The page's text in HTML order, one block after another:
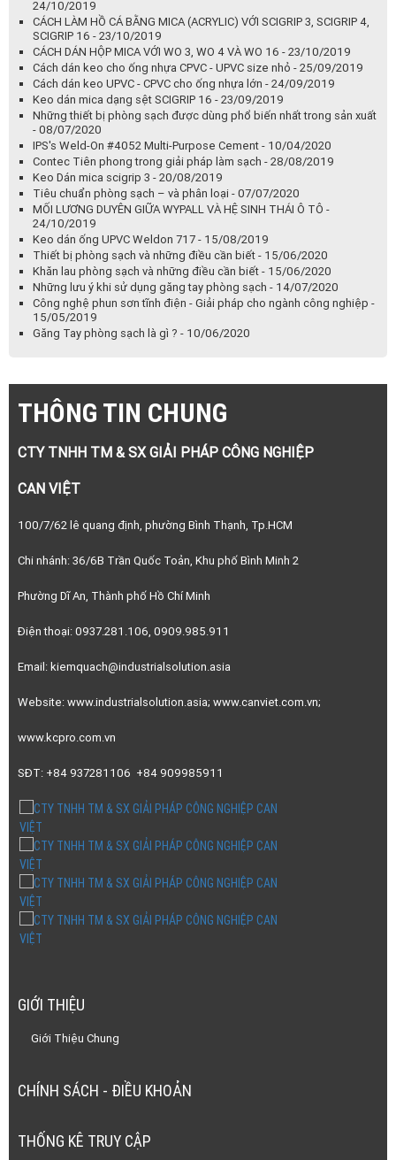
Đại lý chính hãng Stabilus Tại Việt Nam - 16/07/2021
Giấy lau phòng sạch KimTech - 01/04/2021
ALCLEAR THƯƠNG HIỆU ĐẲNG CẤP ĐẾN TỪ ĐỨC DÀNH CHO XE
CỦA BẠN - 24/10/2019
Găng tay chống hóa chất Kimberly Clark Professional -
KleenGuard™ G29 Chemical - 24/10/2019
VÌ SAO KHÔNG DÙNG GĂNG TAY THƯỜNG MÀ PHẢI DÙNG GĂNG
TAY CHỐNG NHIỄM KHUẨN - 24/10/2019
LÀM SAO ĐỂ SỬA CHỮA NHANH BỒN TẮM, HỒ BƠI HOẶC BỒN SPA -
24/10/2019
CÁCH LÀM HỒ CÁ BẰNG MICA (ACRYLIC) VỚI SCIGRIP 3, SCIGRIP 4,
SCIGRIP 16 - 23/10/2019
CÁCH DÁN HỘP MICA VỚI WO 3, WO 4 VÀ WO 16 - 23/10/2019
Cách dán keo cho ống nhựa CPVC - UPVC size nhỏ - 25/09/2019
Cách dán keo UPVC - CPVC cho ống nhựa lớn - 24/09/2019
Keo dán mica dạng sệt SCIGRIP 16 - 23/09/2019
Những thiết bị phòng sạch được dùng phổ biến nhất trong sản xuất
- 08/07/2020
IPS's Weld-On #4052 Multi-Purpose Cement - 10/04/2020
Contec Tiên phong trong giải pháp làm sạch - 28/08/2019
Keo Dán mica scigrip 3 - 20/08/2019
Tiêu chuẩn phòng sạch – và phân loại - 07/07/2020
Thiết bị phòng sạch và những điều cần biết - 15/06/2020
Khăn lau phòng sạch và những điều cần biết - 15/06/2020
Công nghệ phun sơn tĩnh điện - Giải pháp cho ngành công nghiệp -
15/05/2019
THÔNG TIN CHUNG
CTY TNHH TM & SX GIẢI PHÁP CÔNG NGHIỆP
CAN VIỆT
100/7/62 lê quang định, phường Bình Thạnh, Tp.HCM
Chi nhánh: 36/6B Trần Quốc Toản, Khu phố Bình Minh 2
Phường Dĩ An, Thành phố Hồ Chí Minh
Điện thoại: 0937.281.106, 0909.985.911
Email: kiemquach@industrialsolution.asia
Website: www.industrialsolution.asia; www.canviet.com.vn;
www.kcpro.com.vn
SĐT: +84 937281106 +84 909985911
GIỚI THIỆU